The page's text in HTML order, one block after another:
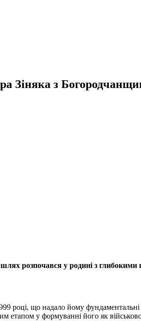
Зіняка з
розпочався у родині з
році, що надало йому
етапом у формуванні його як